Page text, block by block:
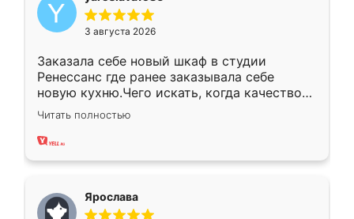
3 августа 2026
Заказала себе новый шкаф в студии
Ренессанс где ранее заказывала себе
новую кухню.Чего искать, когда качеством
вполне довольна. Служит кухня уже почти
два года, нареканий нет.
Читать полностью
Ярослава